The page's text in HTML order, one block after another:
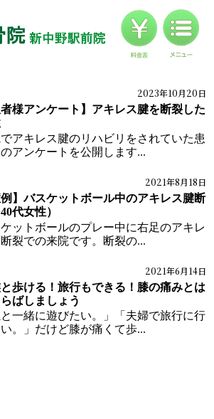
2023年10月20日
者様アンケート】アキレス腱を断裂した
アキレス腱のリハビリをされていた患
アンケートを公開します...
2021年8月18日
例】バスケットボール中のアキレス腱断
代女性）
ットボールのプレー中に右足のアキレ
裂での来院です。断裂の...
2021年6月14日
歩ける！旅行もできる！膝の痛みとは
ばしましょう
と一緒に遊びたい。」「夫婦で旅行に行
。」だけど膝が痛くて歩...